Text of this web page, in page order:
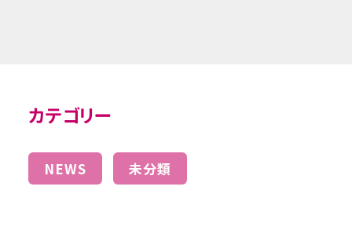
カテゴリー
NEWS 未分類